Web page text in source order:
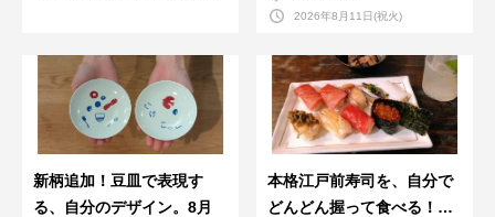
2026年8月11日(祝火)
新柄追加！豆皿で表現す
る、自分のデザイン。8月
本格江戸前寿司を、自分で
どんどん握って食べる！職